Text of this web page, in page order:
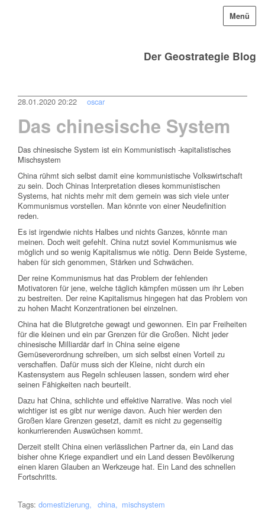
Der Geostrategie Blog
Menü
28.01.2020 20:22 oscar
Das chinesische System
Das chinesische System ist ein Kommunistisch -kapitalistisches
Mischsystem
China rühmt sich selbst damit eine kommunistische Volkswirtschaft
zu sein. Doch Chinas Interpretation dieses kommunistischen
Systems, hat nichts mehr mit dem gemein was sich viele unter
Kommunismus vorstellen. Man könnte von einer Neudefinition
reden.
Es ist irgendwie nichts Halbes und nichts Ganzes, könnte man
meinen. Doch weit gefehlt. China nutzt soviel Kommunismus wie
möglich und so wenig Kapitalismus wie nötig. Denn Beide Systeme,
haben für sich genommen, Stärken und Schwächen.
Der reine Kommunismus hat das Problem der fehlenden
Motivatoren für jene, welche täglich kämpfen müssen um ihr Leben
zu bestreiten. Der reine Kapitalismus hingegen hat das Problem von
zu hohen Macht Konzentrationen bei einzelnen.
China hat die Blutgretche gewagt und gewonnen. Ein par Freiheiten
für die kleinen und ein par Grenzen für die Großen. Nicht jeder
chinesische Milliardär darf in China seine eigene
Gemüseverordnung schreiben, um sich selbst einen Vorteil zu
verschaffen. Dafür muss sich der Kleine, nicht durch ein
Kastensystem aus Regeln schleusen lassen, sondern wird eher
seinen Fähigkeiten nach beurteilt.
Dazu hat China, schlichte und effektive Narrative. Was noch viel
wichtiger ist es gibt nur wenige davon. Auch hier werden den
Großen klare Grenzen gesetzt, damit es nicht zu gegenseitig
konkurrierenden Auswüchsen kommt.
Derzeit stellt China einen verlässlichen Partner da, ein Land das
bisher ohne Kriege expandiert und ein Land dessen Bevölkerung
einen klaren Glauben an Werkzeuge hat. Ein Land des schnellen
Fortschritts.
Tags: domestizierung china mischsystem